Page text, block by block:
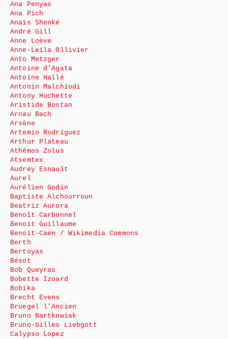
Ana Penyas
Ana Pich
Anaïs Shenké
André Gill
Anne Loève
Anne-Leïla Ollivier
Anto Metzger
Antoine d’Agata
Antoine Hallé
Antonin Malchiodi
Antony Huchette
Aristide Bostan
Arnau Bach
Arsène
Artemio Rodriguez
Arthur Plateau
Athémos Zolus
Atsemtex
Audrey Esnault
Aurel
Aurélien Godin
Baptiste Alchourroun
Beatriz Aurora
Benoît Carbonnel
Benoit Guillaume
Benoit-Caen / Wikimedia Commons
Berth
Bertoyas
Bésot
Bob Queyras
Bobette Izoard
Bobika
Brecht Evens
Bruegel l’Ancien
Bruno Bartkowiak
Bruno-Gilles Liebgott
Calypso Lopez